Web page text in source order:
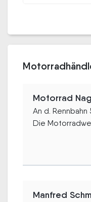
Motorrad
An d.
Die
Manfred